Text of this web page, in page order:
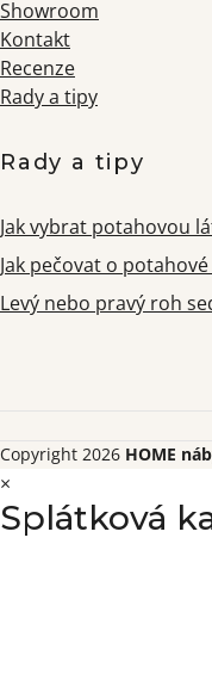
Showroom
Kontakt
Recenze
Rady a tipy
Rady a tipy
Jak vybrat potahovou
Jak pečovat o
Levý nebo pravý roh
Copyright 2026 HOME
×
Splátková